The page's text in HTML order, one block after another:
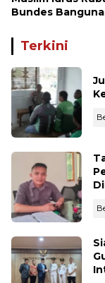
Bundes
Optimal
Terkini